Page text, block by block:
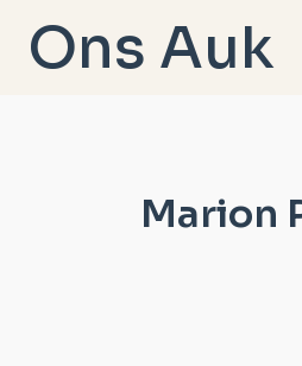
naarOns Auk
Marion